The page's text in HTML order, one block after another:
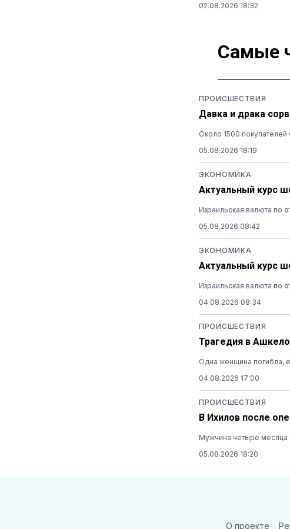
02.08.2026 18:32
Самые
ПРОИСШЕСТВИЯ
Давка и драка
Около 1500
05.08.2026 18:19
ЭКОНОМИКА
Актуальный курс
Израильская валюта по
05.08.2026 08:42
ЭКОНОМИКА
Актуальный курс
Израильская валюта по
04.08.2026 08:34
ПРОИСШЕСТВИЯ
Трагедия в
Одна женщина погибла,
04.08.2026 17:00
ПРОИСШЕСТВИЯ
В Ихилов после
Мужчина четыре месяца
05.08.2026 18:20
О проекте